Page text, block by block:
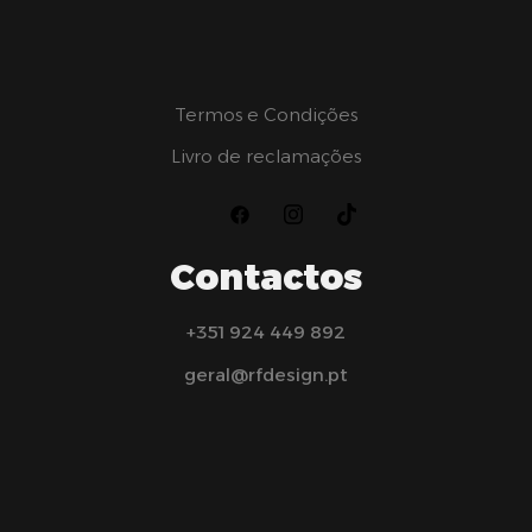
Termos e Condições
Livro de reclamações
Contactos
+351 924 449 892
geral@rfdesign.pt